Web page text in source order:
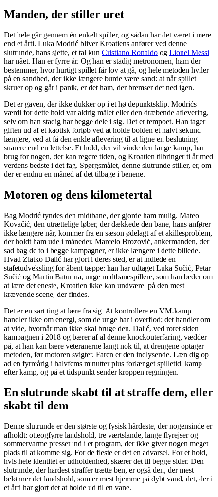
Manden, der stiller uret
Det hele går gennem én enkelt spiller, og sådan har det været i mere
end et årti. Luka Modrić bliver Kroatiens anfører ved denne
slutrunde, hans sjette, et tal kun Cristiano Ronaldo og Lionel Messi
har nået. Han er fyrre år. Og han er stadig metronomen, ham der
bestemmer, hvor hurtigt spillet får lov at gå, og hele metoden hviler
på en sandhed, der ikke længere burde være sand: at når spillet
skruer op og går i panik, er det ham, der bremser det ned igen.
Det er gaven, der ikke dukker op i et højdepunktsklip. Modrićs
værdi for dette hold var aldrig målet eller den dræbende aflevering,
selv om han stadig har begge dele i sig. Det er tempoet. Han tager
giften ud af et kaotisk forløb ved at holde bolden et halvt sekund
længere, ved at få den enkle aflevering til at ligne en beslutning
snarere end en lettelse. Et hold, der vil vinde den lange kamp, har
brug for nogen, der kan regere tiden, og Kroatien tilbringer ti år med
verdens bedste i det fag. Spørgsmålet, denne slutrunde stiller, er, om
der er endnu en måned af det tilbage i benene.
Motoren og dens kilometertal
Bag Modrić tyndes den midtbane, der gjorde ham mulig. Mateo
Kovačić, den utrættelige løber, der dækkede den bane, hans anfører
ikke længere når, kommer fra en sæson ødelagt af et akillesproblem,
der holdt ham ude i måneder. Marcelo Brozović, ankermanden, der
sad bag de to i begge kampagner, er ikke længere i dette billede.
Hvad Zlatko Dalić har gjort i deres sted, er at indlede en
stafetudveksling for åbent tæppe: han har udtaget Luka Sučić, Petar
Sučić og Martin Baturina, unge midtbanespillere, som han beder om
at lære det eneste, Kroatien ikke kan undvære, på den mest
krævende scene, der findes.
Det er en sart ting at lære fra sig. At kontrollere en VM-kamp
handler ikke om energi, som de unge har i overflod; det handler om
at vide, hvornår man ikke skal bruge den. Dalić, ved roret siden
kampagnen i 2018 og bærer af al denne knockouterfaring, vædder
på, at han kan bære veteranerne langt nok til, at drengene optager
metoden, før motoren svigter. Faren er den indlysende. Læn dig op
ad en fyrreårig i halvfems minutter plus forlænget spilletid, kamp
efter kamp, og på et tidspunkt sender kroppen regningen.
En slutrunde skabt til at straffe dem, eller
skabt til dem
Denne slutrunde er den største og fysisk hårdeste, der nogensinde er
afholdt: otteogfyrre landshold, tre værtslande, lange flyrejser og
sommervarme presset ind i et program, der ikke giver nogen meget
plads til at komme sig. For de fleste er det en advarsel. For et hold,
hvis hele identitet er udholdenhed, skærer det til begge sider. Den
slutrunde, der hårdest straffer trætte ben, er også den, der mest
belønner det landshold, som er mest hjemme på dybt vand, det, der i
et årti har gjort det at holde ud til en vane.